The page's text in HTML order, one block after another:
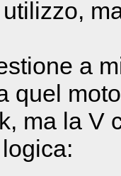
a
quel
ma la V